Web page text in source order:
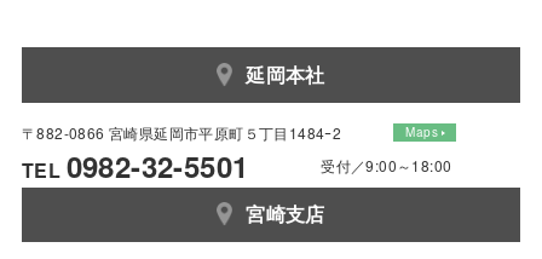
延岡本社
〒882-0866 宮崎県延岡市平原町５丁目1484ｰ2 Maps
TEL 0982-32-5501 受付／9:00～18:00
宮崎支店